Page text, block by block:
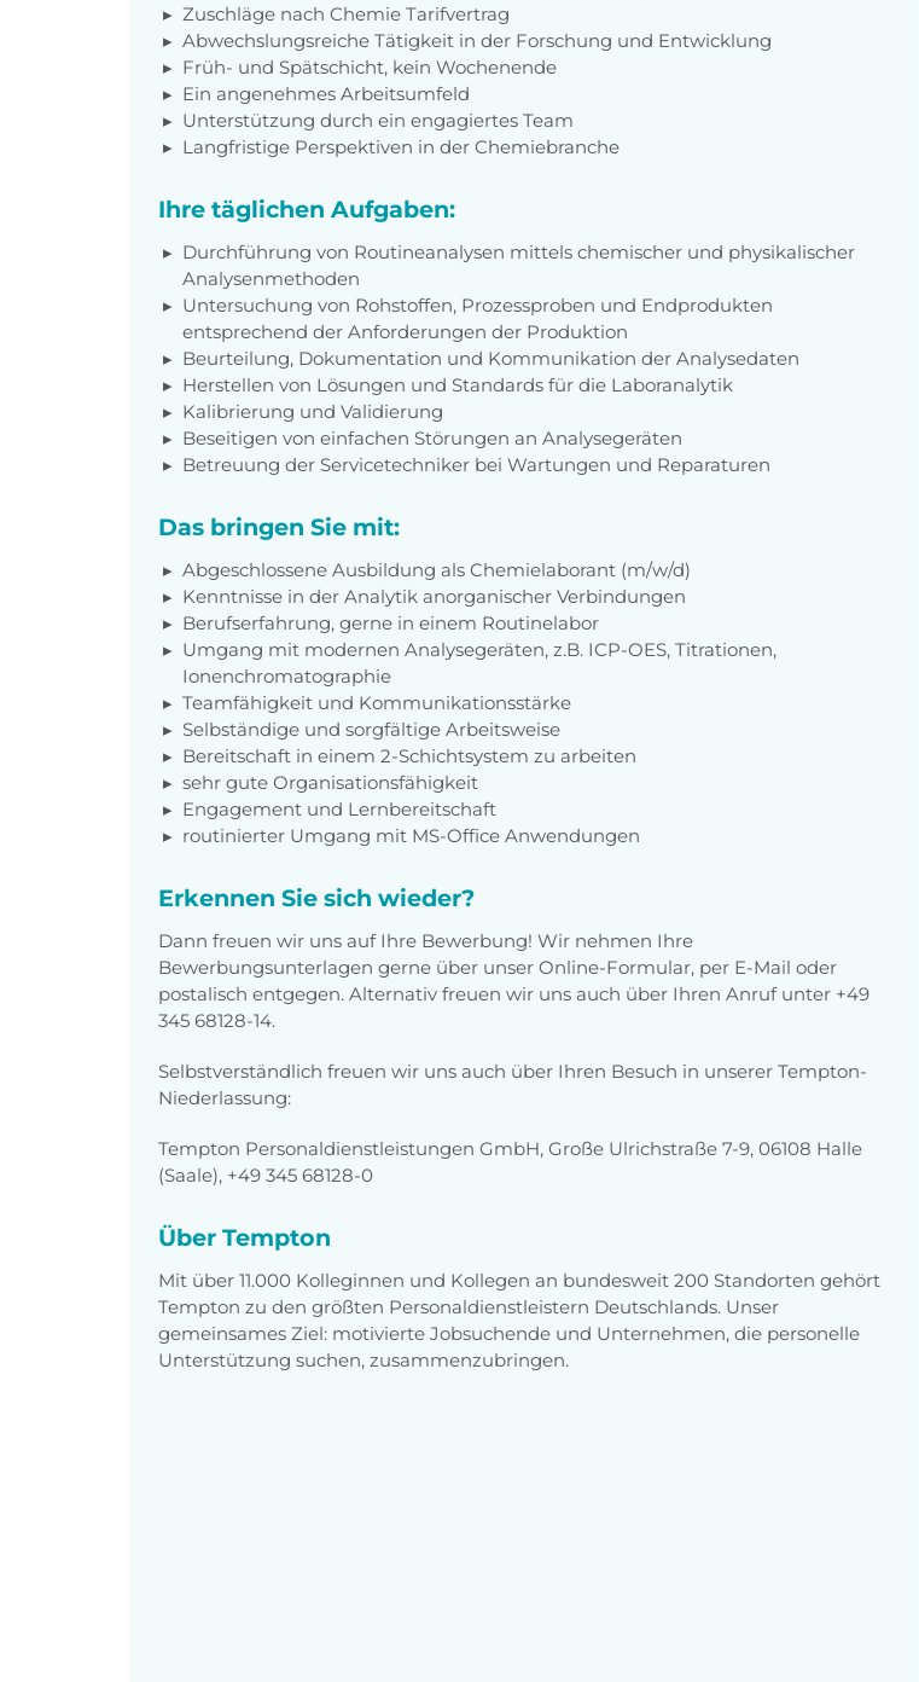
Zuschläge nach Chemie Tarifvertrag
Abwechslungsreiche Tätigkeit in der Forschung und Entwicklung
Früh- und Spätschicht, kein Wochenende
Ein angenehmes Arbeitsumfeld
Unterstützung durch ein engagiertes Team
Langfristige Perspektiven in der Chemiebranche
Ihre täglichen Aufgaben:
Durchführung von Routineanalysen mittels chemischer und physikalischer
Analysenmethoden
Untersuchung von Rohstoffen, Prozessproben und Endprodukten
entsprechend der Anforderungen der Produktion
Beurteilung, Dokumentation und Kommunikation der Analysedaten
Herstellen von Lösungen und Standards für die Laboranalytik
Kalibrierung und Validierung
Beseitigen von einfachen Störungen an Analysegeräten
Betreuung der Servicetechniker bei Wartungen und Reparaturen
Das bringen Sie mit:
Abgeschlossene Ausbildung als Chemielaborant (m/w/d)
Kenntnisse in der Analytik anorganischer Verbindungen
Berufserfahrung, gerne in einem Routinelabor
Umgang mit modernen Analysegeräten, z.B. ICP-OES, Titrationen,
Ionenchromatographie
Teamfähigkeit und Kommunikationsstärke
Selbständige und sorgfältige Arbeitsweise
Bereitschaft in einem 2-Schichtsystem zu arbeiten
sehr gute Organisationsfähigkeit
Engagement und Lernbereitschaft
routinierter Umgang mit MS-Office Anwendungen
Erkennen Sie sich wieder?
Dann freuen wir uns auf Ihre Bewerbung! Wir nehmen Ihre
Bewerbungsunterlagen gerne über unser Online-Formular, per E-Mail oder
postalisch entgegen. Alternativ freuen wir uns auch über Ihren Anruf unter +49
345 68128-14.
Selbstverständlich freuen wir uns auch über Ihren Besuch in unserer Tempton-
Niederlassung:
Tempton Personaldienstleistungen GmbH, Große Ulrichstraße 7-9, 06108 Halle
(Saale), +49 345 68128-0
Über Tempton
Mit über 11.000 Kolleginnen und Kollegen an bundesweit 200 Standorten gehört
Tempton zu den größten Personaldienstleistern Deutschlands. Unser
gemeinsames Ziel: motivierte Jobsuchende und Unternehmen, die personelle
Unterstützung suchen, zusammenzubringen.